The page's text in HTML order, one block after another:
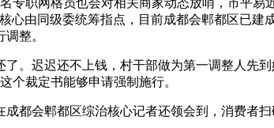
心由同级委统筹指点，目前成都会郫都区已
整。
迟迟还不上钱，村干部做为第一调整人先
个裁定书能够申请强制施行。
会郫都区综治核心记者还领会到，消费者扫